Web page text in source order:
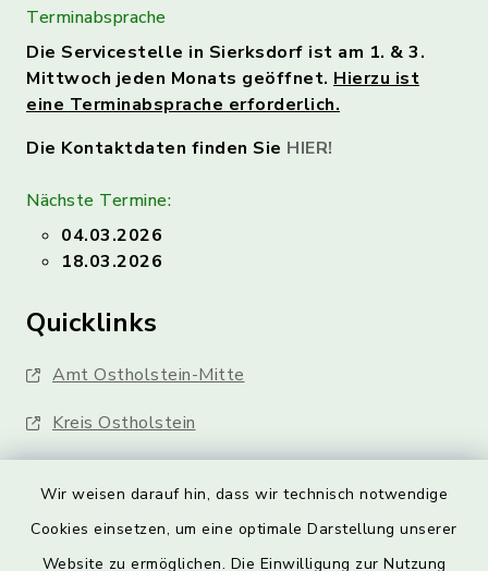
Wir weisen darauf hin, dass wir technisch notwendige
Cookies einsetzen, um eine optimale Darstellung unserer
Website zu ermöglichen. Die Einwilligung zur Nutzung
Terminabsprache
Die Servicestelle in Sierksdorf ist am 1. & 3.
Mittwoch jeden Monats geöffnet. Hierzu ist
eine Terminabsprache erforderlich.
Die Kontaktdaten finden Sie HIER!
Nächste Termine:
04.03.2026
18.03.2026
Quicklinks
Amt Ostholstein-Mitte
Kreis Ostholstein